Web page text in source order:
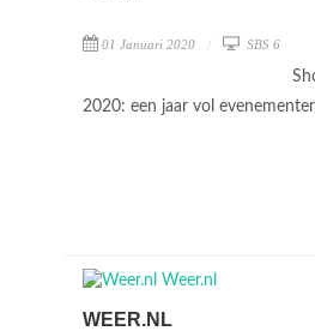
01 Januari 2020 SBS 6
2020: een jaar vol
WEER.NL